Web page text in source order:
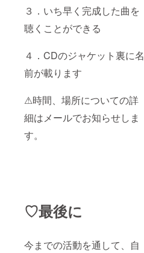
３．いち早く完成した曲を
聴くことができる
４．CDのジャケット裏に名
前が載ります
⚠時間、場所についての詳
細はメールでお知らせしま
す。
♡最後に
今までの活動を通して、自